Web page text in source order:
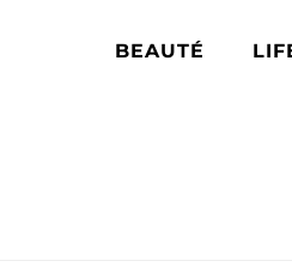
BEAUTÉ